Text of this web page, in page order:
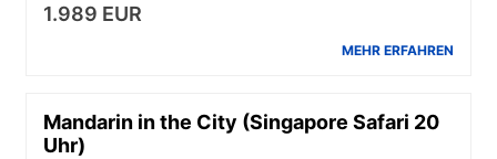
1.989 EUR
MEHR ERFAHREN
Mandarin in the City (Singapore Safari 20
Uhr)